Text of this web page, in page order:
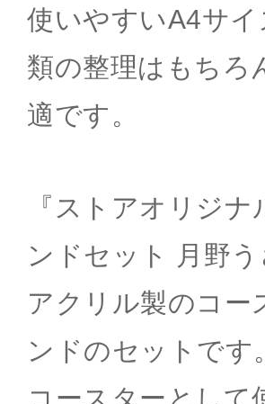
使いやすいA4サ
類の整理はもちろ
適です。
『ストアオリジ
ンドセット 月野う
アクリル製のコー
ンドのセットです